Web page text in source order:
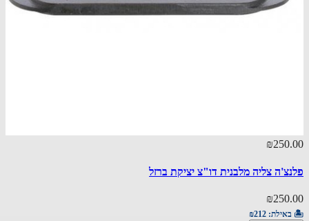
צליה מלבנית דו"צ יציקת ברזל
₪212